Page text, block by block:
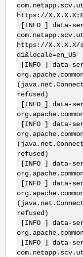
https://
[INFO ] data-
https://X.X.X.X/
d1&locale=en_US
[INFO ] data-
refused)
[INFO ] data-
[INFO ] data-
refused)
[INFO ] data-
[INFO ] data-
refused)
[INFO ] data-
[INFO ] data-